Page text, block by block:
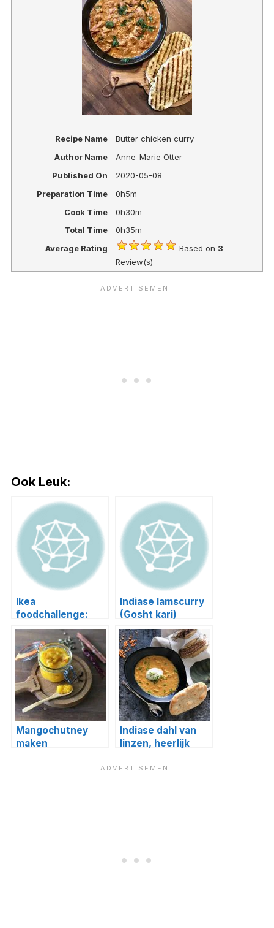
Recipe Name
Butter chicken curry
Author Name
Anne-Marie Otter
Published On
2020-05-08
Preparation Time
0h5m
Cook Time
0h30m
Total Time
0h35m
Average Rating
Based on 3
Review(s)
Ook Leuk:
Ikea
foodchallenge:
Indiase curry met
kipballetjes
Indiase lamscurry
(Gosht kari)
Mangochutney
maken
Indiase dahl van
linzen, heerlijk
comfortfood!